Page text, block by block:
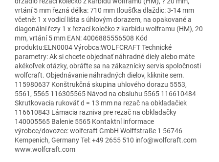
vrtání 5 mm řezná délka: 710 mm tloušťka dlaždic: 3-14 mm
včetně: 1 x vodicí lišta s úhlovým dorazem, na opakované a
diagonální řezy 1 x řezací kolečko z karbidu wolframu (HM), 20
mm, vrtání 5 mm EAN: 4006885556508 Kód
produktu:ELN0004 Výrobca:WOLFCRAFT Technické
parametry: Ak si chcete objednať náhradné diely alebo máte
akékoľvek otázky, obráťte sa na zákaznícky servis spoločnosti
wolfcraft. Objednávanie náhradných dielov, kliknite sem.
115980637 Konštrukčná skupina uhlového dorazu 5553,
5561, 5565 116305565 Návod na obsluhu 5565 116610484
Skrutkovacia rukoväť d = 13 mm na rezač na obkladačiek
116610843 Lámacia razniva pre rezač na obkladačky
140005565 Balenie 5565 Kontaktní informace
výrobce/dovozce: wolfcraft GmbH Wolffstraße 1 56746
Kempenich, Germany Tel: +49 2655 510 info@wolfcraft.com
www.wolfcraft.com